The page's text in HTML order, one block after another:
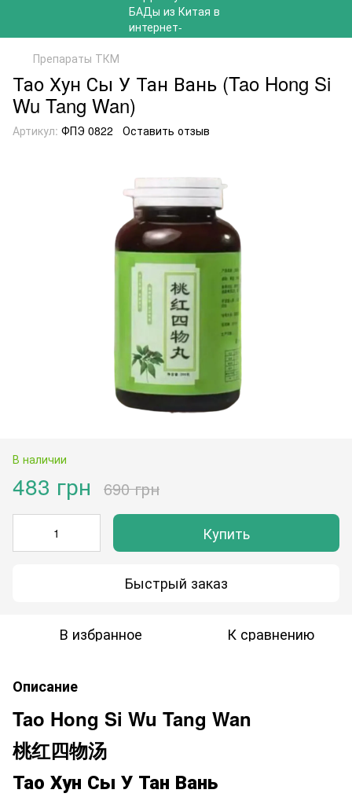
Препараты ТКМ
Тао Хун Сы У Тан Вань (Tao Hong Si
Wu Tang Wan)
Артикул: ФПЭ 0822 Оставить отзыв
В наличии
483 грн 690 грн
Купить
Быстрый заказ
В избранное К сравнению
Описание
Tao Hong Si Wu Tang Wan
桃红四物汤
Тао Хун Сы У Тан Вань